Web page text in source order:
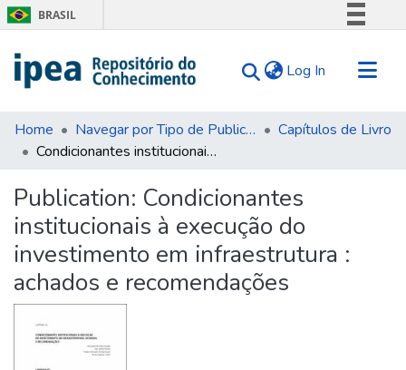
BRASIL
Comunica BR
Acesso à informação
Log In (current)
Communities & Collections
Search for
Statistics
Tips
About Us
Home Navegar por Tipo de Publicação
Capítulos de Livro
Condicionantes institucionais à execução do investimento em infraestrutura : achados e recomendações
Publication: Condicionantes
institucionais à execução do
investimento em infraestrutura :
achados e recomendações